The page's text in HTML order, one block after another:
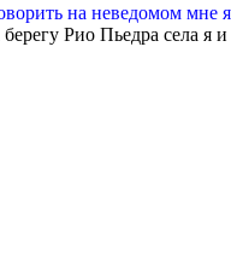
на неведомом мне
Рио Пьедра села я и